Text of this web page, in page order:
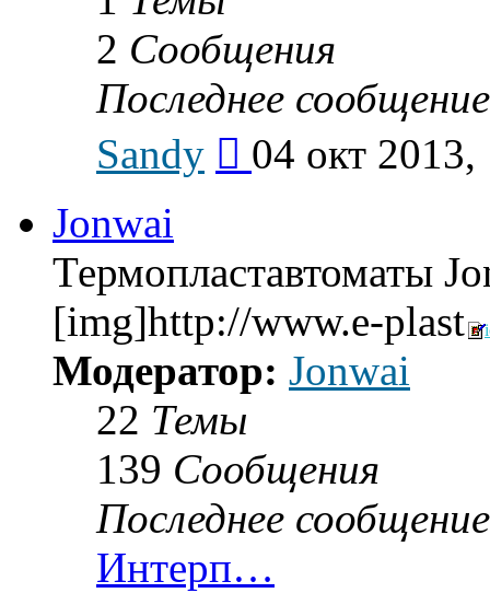
2 Сообщения
Последнее сообщение
Sandy
последнему
04 окт 2013,
Jonwai
Термопластавтоматы
[img]http://www.e-plast
Модератор: Jonwai
22 Темы
139 Сообщения
Последнее сообщение
Интерп…